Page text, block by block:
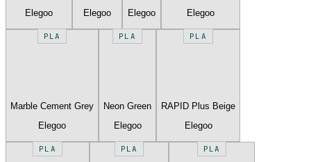
Elegoo
Elegoo
Elegoo
Elegoo
PLA
Marble Cement Grey
Elegoo
PLA
Neon Green
Elegoo
PLA
RAPID Plus Beige
Elegoo
PLA PLA PLA